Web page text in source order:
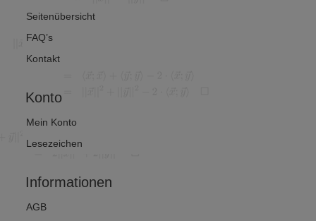
Seitenübersicht
FAQ’s
Kontakt
Konto
Mein Konto
Lesezeichen
Informationen
AGB